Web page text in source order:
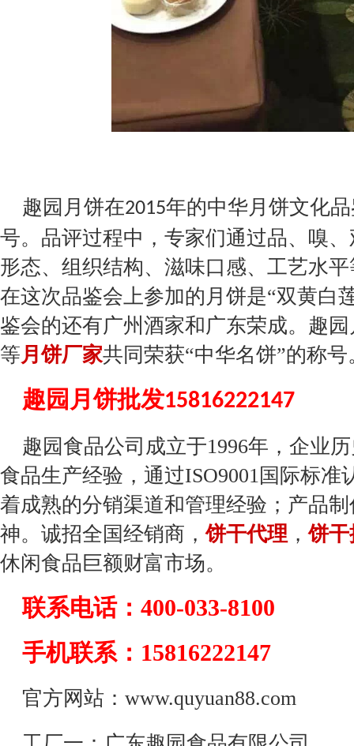
趣园月饼在2015年的中华月饼文化
号。品评过程中，专家们通过品、嗅
形态、组织结构、滋味口感、工艺水
在这次品鉴会上参加的月饼是“双黄白
鉴会的还有广州酒家和广东荣成。趣
等月饼厂家共同荣获“中华名饼”的称号
趣园月饼批发15816222147
趣园食品公司成立于1996年，企业
食品生产经验，通过ISO9001国际标准
着成熟的分销渠道和管理经验；产品
神。诚招全国经销商，饼干代理 ，饼
休闲食品巨额财富市场。
联系电话：400-033-8100
手机联系：15816222147
官方网站：www.quyuan88.com